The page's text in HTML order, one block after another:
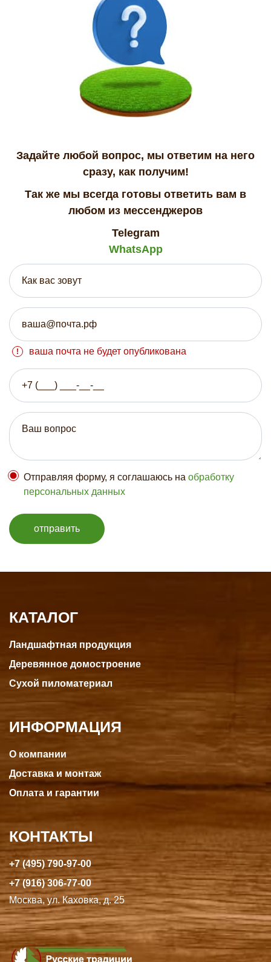
Задайте любой вопрос, мы ответим на него
сразу, как получим!
Так же мы всегда готовы ответить вам в
любом из мессенджеров
Telegram
WhatsApp
ваша почта не будет опубликована
Отправляя форму, я соглашаюсь на обработку
персональных данных
отправить
КАТАЛОГ
Ландшафтная продукция
Деревянное домостроение
Сухой пиломатериал
ИНФОРМАЦИЯ
О компании
Доставка и монтаж
Оплата и гарантии
КОНТАКТЫ
+7 (495) 790-97-00
+7 (916) 306-77-00
Москва, ул. Каховка, д. 25